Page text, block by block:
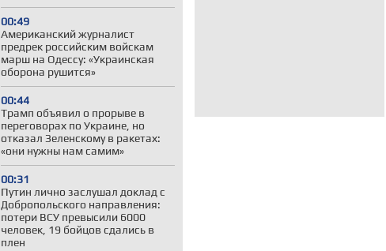
00:49
Американский журналист
предрек российским войскам
марш на Одессу: «Украинская
оборона рушится»
00:44
Трамп объявил о прорыве в
переговорах по Украине, но
отказал Зеленскому в ракетах:
«они нужны нам самим»
00:31
Путин лично заслушал доклад с
Добропольского направления:
потери ВСУ превысили 6000
человек, 19 бойцов сдались в
плен